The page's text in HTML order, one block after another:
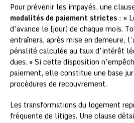
Pour prévenir les impayés, une
modalités de paiement strictes : «
d’avance le [jour] de chaque mois.
entraînera, après mise en demeure,
pénalité calculée au taux d’intérêt
dues. » Si cette disposition
paiement, elle constitue une base
procédures de recouvrement.
Les transformations du logement
fréquente de litiges. Une clause